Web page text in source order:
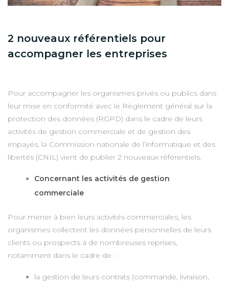
2 nouveaux référentiels pour
accompagner les entreprises
Pour accompagner les organismes privés ou publics dans
leur mise en conformité avec le Règlement général sur la
protection des données (RGPD) dans le cadre de leurs
activités de gestion commerciale et de gestion des
impayés, la Commission nationale de l’informatique et des
libertés (CNIL) vient de publier 2 nouveaux référentiels.
Concernant les activités de gestion
commerciale
Pour mener à bien leurs activités commerciales, les
organismes collectent les données personnelles de leurs
clients ou prospects à de nombreuses reprises,
notamment dans le cadre de :
la gestion de leurs contrats (commande, livraison,